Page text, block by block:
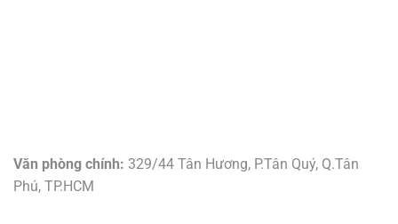
Văn phòng chính: 329/44 Tân Hương, P.Tân Quý, Q.Tân
Phú, TP.HCM